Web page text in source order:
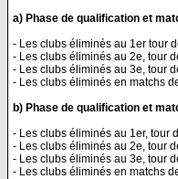
a) Phase de qualification et
- Les clubs éliminés au 1er tour
- Les clubs éliminés au 2e, tour
- Les clubs éliminés au 3e, tour
- Les clubs éliminés en matchs
b) Phase de qualification et
- Les clubs éliminés au 1er, tour
- Les clubs éliminés au 2e, tour
- Les clubs éliminés au 3e, tour
- Les clubs éliminés en matchs